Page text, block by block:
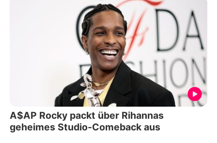
A$AP Rocky packt über Rihannas
geheimes Studio-Comeback aus